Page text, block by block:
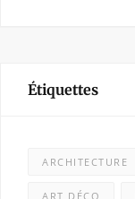
Étiquettes
ARCHITECTURE
ART DÉCO